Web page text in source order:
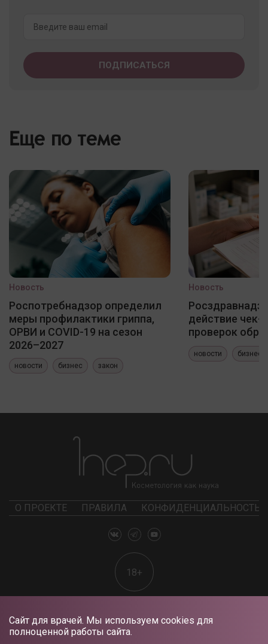
Сайт для врачей. Мы используем cookies для
полноценной работы сайта.
Еще по теме
Новость
Роспотребнадзор определил
меры профилактики гриппа,
ОРВИ и COVID-19 на сезон
2026–2027
новости бизнес закон
Новость
действие чек-
проверок
новости бизнес
О ПРОЕКТЕ ПРАВИЛА КОНФИДЕНЦИАЛЬНОСТЬ
18+